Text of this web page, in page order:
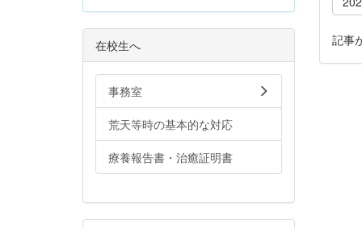
記事
在校生へ
事務室
荒天等時の基本的な対応
療養報告書・治癒証明書